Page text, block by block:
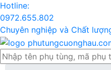
Hotline:
0972.655.802
Chuyên nghiệp và Chất